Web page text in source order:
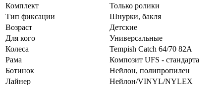
Комплект
Только ролики
Тип фиксации
Шнурки, бакля
Возраст
Детские
Для кого
Универсальные
Колеса
Tempish Catch 64/70 82А
Рама
Композит UFS - стандарта
Ботинок
Нейлон, полипропилен
Лайнер
Нейлон/VINYL/NYLEX